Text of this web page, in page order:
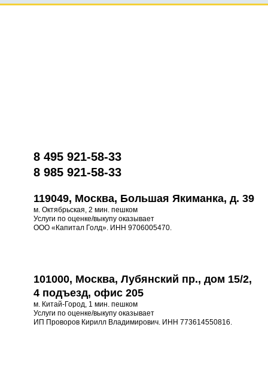
8 495 921-58-33
8 985 921-58-33
119049, Москва, Большая Якиманка, д. 39
м. Октябрьская, 2 мин. пешком
Услуги по оценке/выкупу оказывает
ООО «Капитал Голд». ИНН 9706005470.
101000, Москва, Лубянский пр., дом 15/2,
4 подъезд, офис 205
м. Китай-Город, 1 мин. пешком
Услуги по оценке/выкупу оказывает
ИП Проворов Кирилл Владимирович. ИНН 773614550816.